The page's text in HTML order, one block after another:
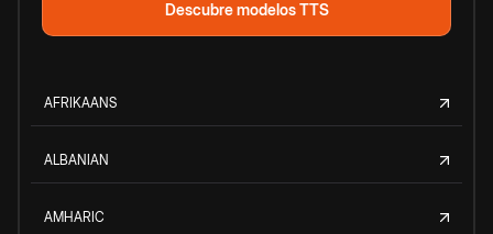
Descubre modelos TTS
AFRIKAANS
ALBANIAN
AMHARIC